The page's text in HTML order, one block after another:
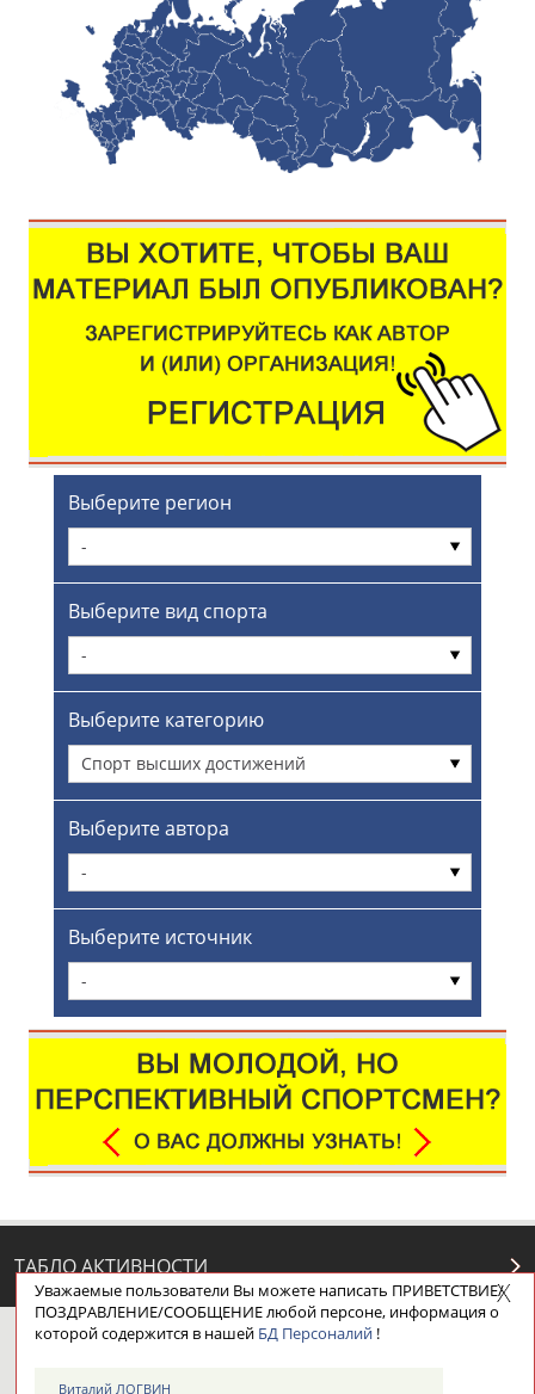
Выберите регион
-
Выберите вид спорта
-
Выберите категорию
Спорт высших достижений
Выберите автора
-
Выберите источник
-
ТАБЛО АКТИВНОСТИ
ЦЕЛИ ПРОЕКТА НАШИ КНОПКИ
Уважаемые пользователи Вы можете написать ПРИВЕТСТВИЕ/
ПОЗДРАВЛЕНИЕ/СООБЩЕНИЕ любой персоне, информация о
которой содержится в нашей БД Персоналий!
Виталий ЛОГВИН